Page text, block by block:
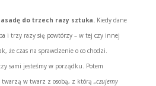
do trzech razy sztuka.Kiedy dane
i trzy razy się powtórzy – w tej czy innej
że czas na sprawdzenie o co chodzi.
sami jesteśmy w porządku. Potem
twarzą w twarz z osobą, z którą „czujemy